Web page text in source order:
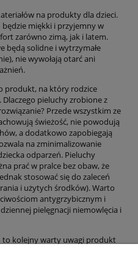
na produkty dla dzieci.
miękki i przyjemny w
zarówno zimą, jak i latem.
będą solidne i wytrzymałe
nie wywołają otarć ani
produkt, na który rodzice
Dlaczego pieluchy zrobione z
Przede wszystkim ze
świeżość, nie powodują
a dodatkowo zapobiegają
na zminimalizowanie
odparzeń. Pieluchy
prać w pralce bez obaw, że
stosować się do zaleceń
i użytych środków). Warto
antygrzybicznym i
pielęgnacji niemowlęcia i
to kolejny warty uwagi produkt